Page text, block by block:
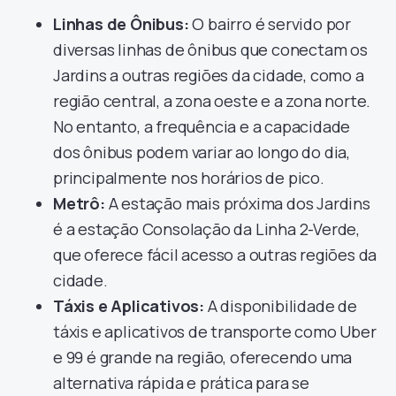
Linhas de Ônibus:O bairro é servido por
diversas linhas de ônibus que conectam os
Jardins a outras regiões da cidade, como a
região central, a zona oeste e a zona norte.
No entanto, a frequência e a capacidade
dos ônibus podem variar ao longo do dia,
principalmente nos horários de pico.
Metrô: A estação mais próxima dos Jardins
é a estação Consolação da Linha 2-Verde,
que oferece fácil acesso a outras regiões da
cidade.
Táxis e Aplicativos: A disponibilidade de
táxis e aplicativos de transporte como Uber
e 99 é grande na região, oferecendo uma
alternativa rápida e prática para se